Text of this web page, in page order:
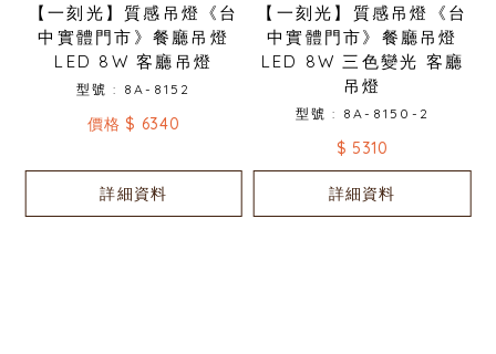
【一刻光】質感吊燈《台
中實體門市》餐廳吊燈
LED 8W 客廳吊燈
型號 : 8A-8152
價格 $ 6340
詳細資料
【一刻光】質感吊燈《台
中實體門市》餐廳吊燈
LED 8W 三色變光 客廳
吊燈
型號 : 8A-8150-2
$ 5310
詳細資料